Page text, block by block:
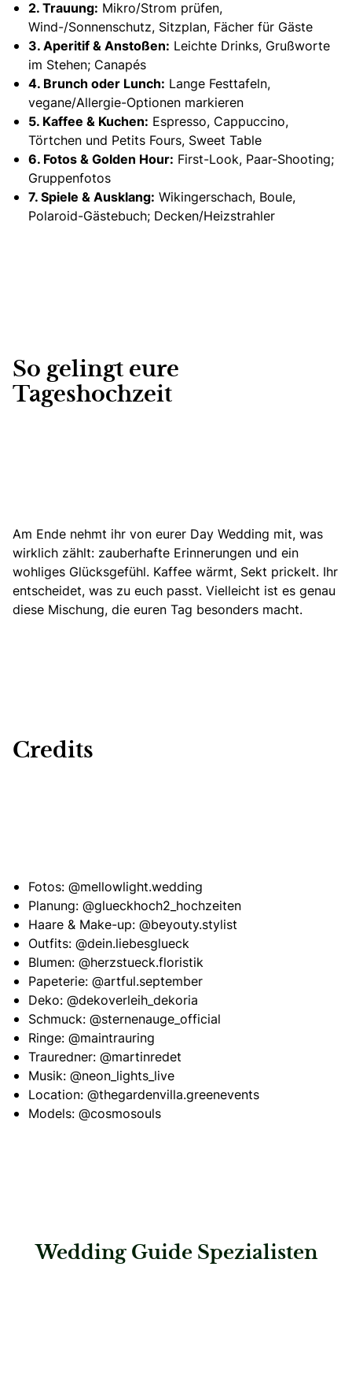
2. Trauung: Mikro/Strom prüfen,
Wind-/Sonnenschutz, Sitzplan, Fächer für Gäste
3. Aperitif & Anstoßen: Leichte Drinks, Grußworte
im Stehen; Canapés
4. Brunch oder Lunch: Lange Festtafeln,
vegane/Allergie-Optionen markieren
5. Kaffee & Kuchen: Espresso, Cappuccino,
Törtchen und Petits Fours, Sweet Table
6. Fotos & Golden Hour: First-Look, Paar-Shooting;
Gruppenfotos
7. Spiele & Ausklang: Wikingerschach, Boule,
Polaroid-Gästebuch; Decken/Heizstrahler
So gelingt eure
Tageshochzeit
Am Ende nehmt ihr von eurer Day Wedding mit, was
wirklich zählt: zauberhafte Erinnerungen und ein
wohliges Glücksgefühl. Kaffee wärmt, Sekt prickelt. Ihr
entscheidet, was zu euch passt. Vielleicht ist es genau
diese Mischung, die euren Tag besonders macht.
Credits
Fotos: @mellowlight.wedding
Planung: @glueckhoch2_hochzeiten
Haare & Make-up: @beyouty.stylist
Outfits: @dein.liebesglueck
Blumen: @herzstueck.floristik
Papeterie: @artful.september
Deko: @dekoverleih_dekoria
Schmuck: @sternenauge_official
Ringe: @maintrauring
Trauredner: @martinredet
Musik: @neon_lights_live
Location: @thegardenvilla.greenevents
Models: @cosmosouls
Wedding Guide Spezialisten